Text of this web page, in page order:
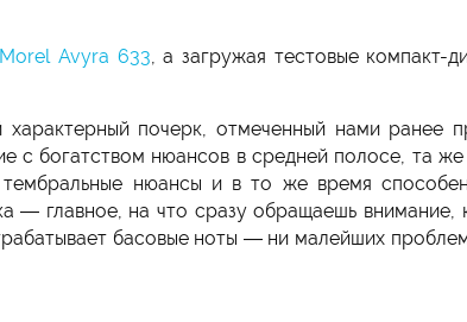
Morel Avyra 633, а загружая тестовые компакт-
почерк, отмеченный нами ранее
с богатством нюансов в средней полосе, та
тембральные нюансы и в то же время
— главное, на что сразу обращаешь
басовые ноты — ни малейших